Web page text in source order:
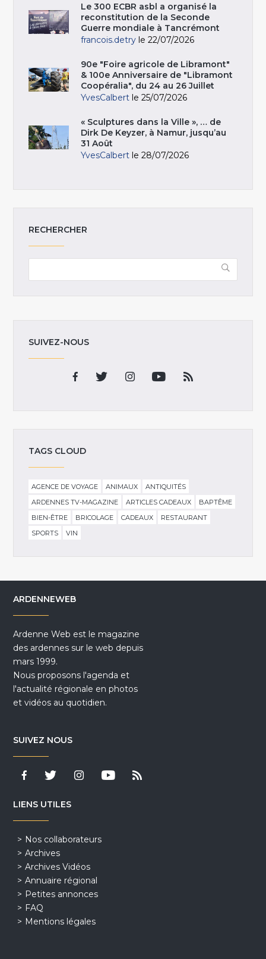
Le 300 ECBR asbl a organisé la
reconstitution de la Seconde
Guerre mondiale à Tancrémont
francois.detry le 22/07/2026
90e "Foire agricole de Libramont"
& 100e Anniversaire de "Libramont
Coopéralia", du 24 au 26 Juillet
YvesCalbert le 25/07/2026
« Sculptures dans la Ville », … de
Dirk De Keyzer, à Namur, jusqu’au
31 Août
YvesCalbert le 28/07/2026
RECHERCHER
SUIVEZ-NOUS
TAGS CLOUD
AGENCE DE VOYAGE ANIMAUX
ANTIQUITÉS
ARDENNES TV-MAGAZINE
ARTICLES CADEAUX
BAPTÊME
BIEN-ÊTRE
BRICOLAGE CADEAUX
RESTAURANT
SPORTS
VIN
ARDENNEWEB
Ardenne Web est le magazine
des ardennes sur le web depuis
mars 1999.
Nous proposons l'agenda et
l'actualité régionale en photos
et vidéos au quotidien.
SUIVEZ NOUS
LIENS UTILES
Nos collaborateurs
Archives
Archives Vidéos
Annuaire régional
Petites annonces
FAQ
Mentions légales